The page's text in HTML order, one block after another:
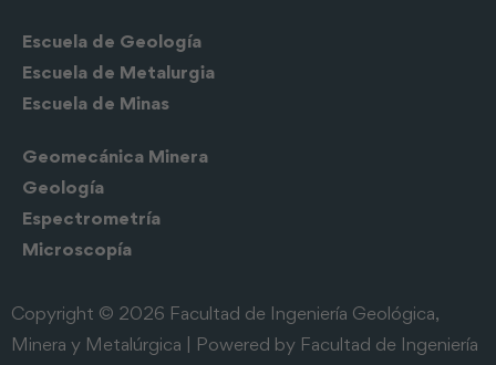
Escuela de Geología
Escuela de Metalurgia
Escuela de Minas
Geomecánica Minera
Geología
Espectrometría
Microscopía
Copyright © 2026 Facultad de Ingeniería Geológica,
Minera y Metalúrgica | Powered by Facultad de Ingeniería